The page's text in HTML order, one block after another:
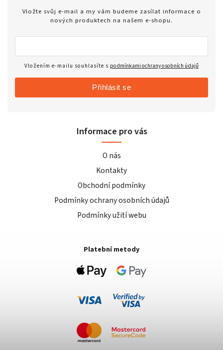
Vložte svůj e-mail a my vám budeme zasílat informace o
nových produktech na našem e-shopu.
Vložením e-mailu souhlasíte s podmínkami ochrany osobních údajů
Přihlásit se
Informace pro vás
O nás
Kontakty
Obchodní podmínky
Podmínky ochrany osobních údajů
Podmínky užití webu
Platební metody